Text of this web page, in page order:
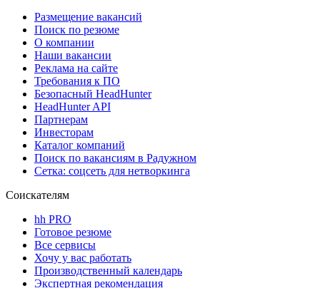
Размещение вакансий
Поиск по резюме
О компании
Наши вакансии
Реклама на сайте
Требования к ПО
Безопасный HeadHunter
HeadHunter API
Партнерам
Инвесторам
Каталог компаний
Поиск по вакансиям в Радужном
Сетка: соцсеть для нетворкинга
Соискателям
hh PRO
Готовое резюме
Все сервисы
Хочу у вас работать
Производственный календарь
Экспертная рекомендация